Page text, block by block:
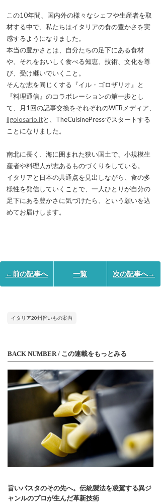
この10年間、国内外の様々なシェフや生産者を取
材する中で、私たちはイタリアの食の豊かさを実
感するようになりました。
本当の豊かさとは、自分たちの足下にある食材
や、それをおいしく食べる知恵、技術、文化を尊
び、受け継いでいくこと。
そんな志を同じくする『イル・ゴロザリオ』と
『料理通信』のコラボレーションの第一歩とし
て、月1回の記事交換をそれぞれのWEBメディア、
ilgolosario.itと、TheCuisinePressでスタートする
ことになりました。
南北に長く、海に囲まれた狭い国土で、小規模生
産者や料理人が志あるものづくりをしている。
イタリアと日本の共通点を見出しながら、食の多
様性を発信していくことで、一人ひとりが自分の
足下にある豊かさに気づけたら、という願いを込
めてお届けします。
←前の記事へ 一覧 次の記事へ→
イタリア20州旨いもの案内
BACK NUMBER / この連載をもっとみる
旨いパスタのその先へ。伝統製法を凌駕する異ジ
ャンルのプロが生んだ革新技術